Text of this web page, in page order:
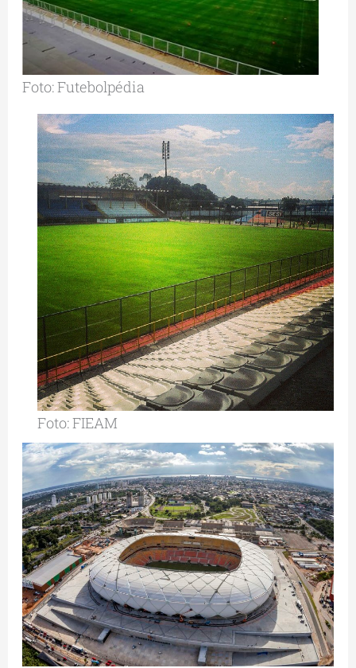
Foto: Futebolpédia
Foto: FIEAM